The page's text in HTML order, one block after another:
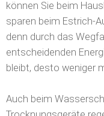
können Sie beim
sparen beim Estrich-
denn durch das
entscheidenden
bleibt, desto weniger
Auch beim